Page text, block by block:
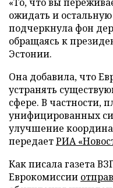
ожидать и
подчеркнула фон
обращаясь к
Эстонии.
Она добавила, что
устранять
сфере. В частности,
унифицированных
улучшение
передаетРИА
Как писала газета
Еврокомиссии